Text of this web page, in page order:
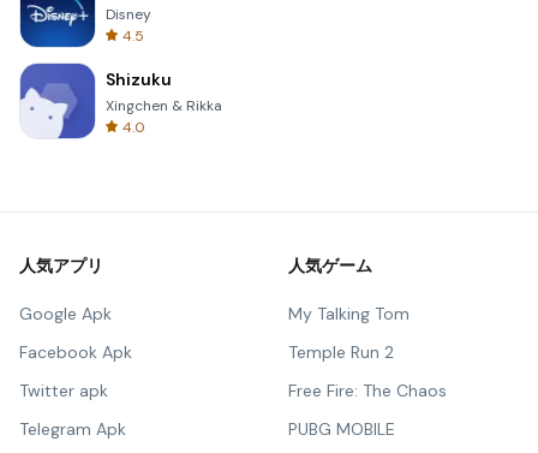
Disney
4.5
Shizuku
Xingchen & Rikka
4.0
人気アプリ
Google Apk
Facebook Apk
Twitter apk
Telegram Apk
人気ゲーム
My Talking Tom
Temple Run 2
Free Fire: The Chaos
PUBG MOBILE